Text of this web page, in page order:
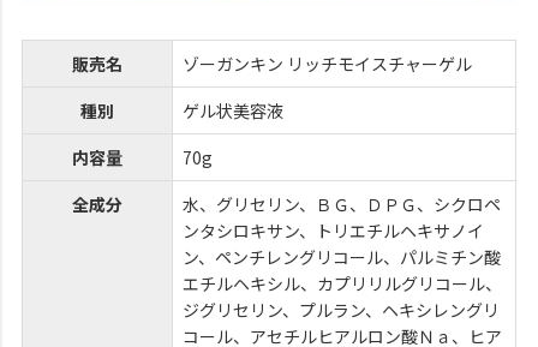
販売名
ゾーガンキン リッチモイスチャーゲル
種別
ゲル状美容液
内容量
70g
全成分
水、グリセリン、ＢＧ、ＤＰＧ、シクロペ
ンタシロキサン、トリエチルヘキサノイ
ン、ペンチレングリコール、パルミチン酸
エチルヘキシル、カプリリルグリコール、
ジグリセリン、プルラン、ヘキシレングリ
コール、アセチルヒアルロン酸Ｎａ、ヒア